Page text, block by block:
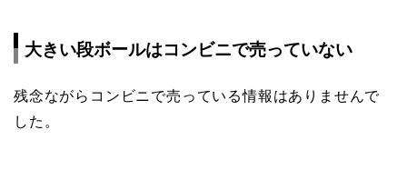
大きい段ボールはコンビニで売っていない
残念ながらコンビニで売っている情報はありませんで
した。